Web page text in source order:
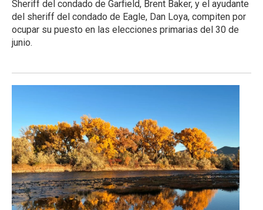
Sheriff del condado de Garfield, Brent Baker, y el ayudante
del sheriff del condado de Eagle, Dan Loya, compiten por
ocupar su puesto en las elecciones primarias del 30 de
junio.